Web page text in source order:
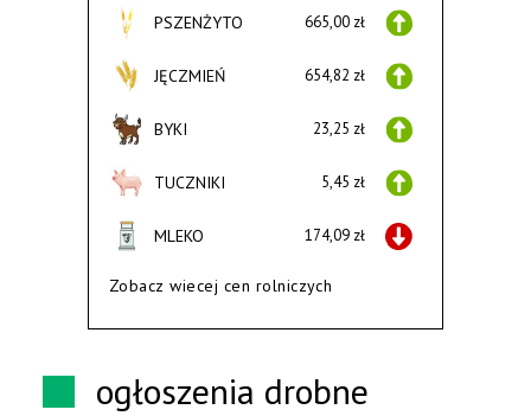
PSZENŻYTO 665,00 zł
JĘCZMIEŃ 654,82 zł
BYKI 23,25 zł
TUCZNIKI 5,45 zł
MLEKO 174,09 zł
Zobacz wiecej cen rolniczych
ogłoszenia drobne